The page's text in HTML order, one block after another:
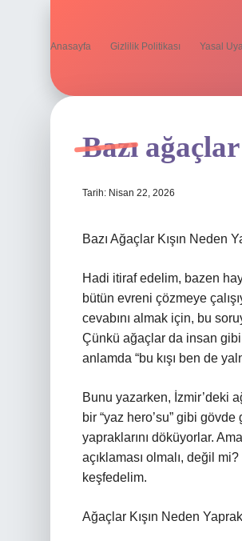
Anasayfa Gizlilik Politikası Yasal
Bazı
Tarih: Nisan 22, 2026
Bazı Ağaçlar Kışın Neden
Hadi itiraf edelim, bazen
bütün evreni çözmeye
cevabını almak için, bu
Çünkü ağaçlar da insan
anlamda “bu kışı ben de
Bunu yazarken, İzmir’deki
bir “yaz hero’su” gibi
yapraklarını döküyorlar.
açıklaması olmalı, değil
keşfedelim.
Ağaçlar Kışın Neden